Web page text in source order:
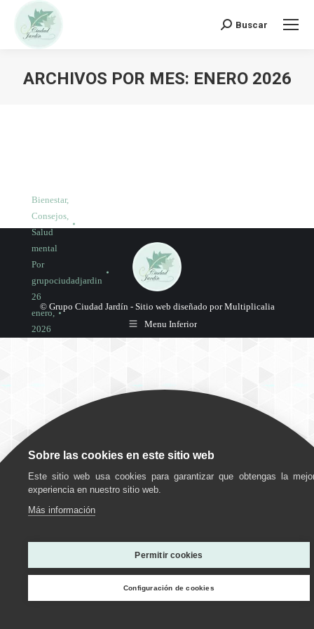
Buscar:
Buscar
ARCHIVOS POR MES: ENERO 2026
Bienestar,
Consejos,
Salud
mental
Por
grupociudadjardin
26
enero,
2026
Bienestar
Estimulación
Salud mental
Por
grupociudadjardin
© Grupo Ciudad Jardín - Sitio web diseñado por Multiplicalia
Menu Inferior
Utilizamos cookies para ofrecerte la mejor experiencia en
Puedes aprender más sobre qué cookies utilizamos o
desactivarlas en losajustes.
Sobre las cookies en este sitio web
Este sitio web usa cookies para garantizar que obtengas la
experiencia en nuestro sitio web.
Más información
Permitir cookies
Configuración de cookies